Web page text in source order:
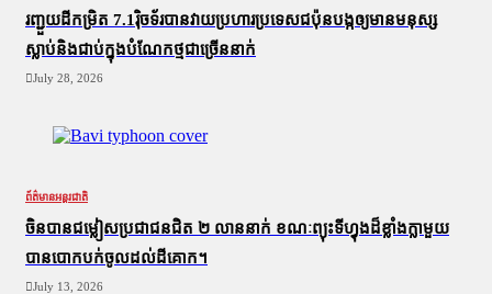
រញ្ជួយដីកម្រិត​ 7.1រ៉ិចទ័របានវាយប្រហារប្រទេសជប៉ុនបង្កឲ្យមានមនុស្ស
ស្លាប់​និង​ជាប់ក្នុងបំណែកថ្មជាច្រើននាក់
July 28, 2026
ព័ត៌មានអន្តរជាតិ
ចិនបានជម្លៀសប្រជាជនជិត ២ លាននាក់ ខណៈព្យុះទីហ្វុងដ៏ខ្លាំងក្លាមួយ
បានបោកបក់ចូលដល់ដីគោក។
July 13, 2026